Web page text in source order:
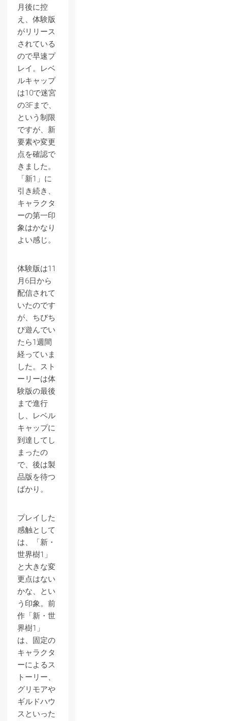
月後に控
え、体験版
がリリース
されている
ので早速プ
レイ。レベ
ルキャップ
は10で迷宮
の3Fまで、
という制限
ですが、新
要素や変更
点を確認で
きました。
「新1」に
引き続き、
キャラクタ
ーの第一印
象はかなり
よい感じ。
体験版は11
月6日から
配信されて
いたのです
が、ちびち
び遊んでい
たら1週間
経っていま
した。スト
ーリーは体
験版の最後
まで進行
し、レベル
キャップに
到達してし
まったの
で、後は製
品版を待つ
ばかり。
プレイした
感触として
は、「新・
世界樹1」
と大きな変
更点はない
かな、とい
う印象。前
作「新・世
界樹1」
は、固定の
キャラクタ
ーによるス
トーリー、
グリモアや
ギルドハウ
スといった